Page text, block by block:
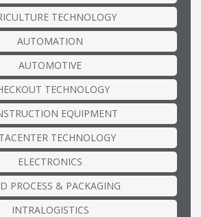
TECHNOLOGY
AUTOMATION
AUTOMOTIVE
TECHNOLOGY
EQUIPMENT
TECHNOLOGY
ELECTRONICS
PROCESS & PACKAGING
INTRALOGISTICS